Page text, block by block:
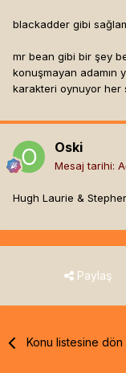
blackadder gibi
mr bean gibi bir şey
konuşmayan adamın
karakteri oynuyor her
Oski
Mesaj tarihi:
Hugh Laurie &
Paylaş
Konu listesine dön